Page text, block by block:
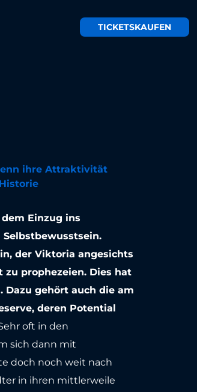
TICKETSKAUFEN
den
ihre Attraktivität
Einzug ins
der Viktoria angesichts
zu prophezeien. Dies hat
Dazu gehört auch die am
deren Potential
oft in den
sich dann mit
doch noch weit nach
in ihren mittlerweile